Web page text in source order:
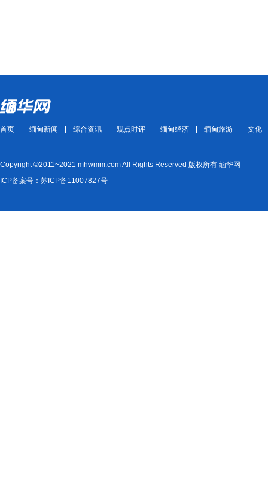
首页 缅甸新闻 综合资讯 观点时评 缅甸经济 缅甸旅游 文化
Copyright ©2011~2021 mhwmm.com All Rights Reserved 版权所有 缅华网
ICP备案号：苏ICP备11007827号